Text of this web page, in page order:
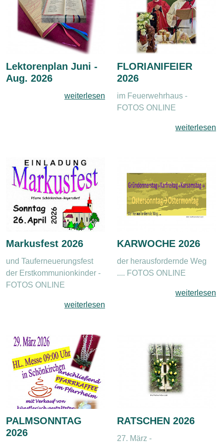
Lektorenplan Juni -
Aug. 2026
weiterlesen
FLORIANIFEIER
2026
im Feuerwehrhaus -
FOTOS ONLINE
weiterlesen
Markusfest 2026
und Tauferneuerungsfest
der Erstkommunionkinder -
FOTOS ONLINE
weiterlesen
KARWOCHE 2026
der herausfordernde Weg
.... FOTOS ONLINE
weiterlesen
PALMSONNTAG
2026
RATSCHEN 2026
27. März -